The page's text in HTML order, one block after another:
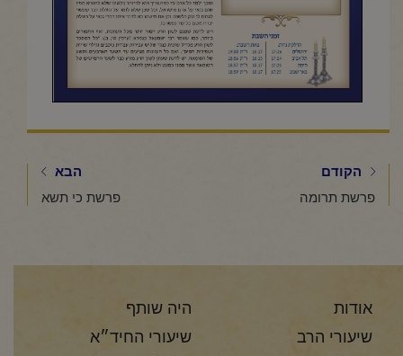
הקודם
פרשת תרומה
הבא
פרשת כי תשא
אודות
היה שותף
שיעורי הרב
שיעורי החיד״א